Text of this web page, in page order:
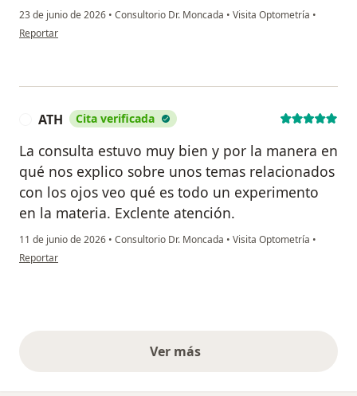
23 de junio de 2026 • Consultorio Dr. Moncada • Visita Optometría •
en opinión del usuario Luz Dary Ramirez
Reportar
ATH Cita verificada
La consulta estuvo muy bien y por la manera en
qué nos explico sobre unos temas relacionados
con los ojos veo qué es todo un experimento
en la materia. Exclente atención.
11 de junio de 2026 • Consultorio Dr. Moncada • Visita Optometría •
en opinión del usuario ATH
Reportar
Ver másopiniones anteriores